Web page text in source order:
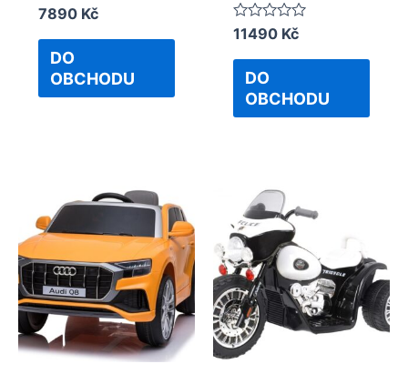
Rated
out
7890 Kč
DO
OBCHODU
Rated
out
11490 Kč
DO
OBCHODU